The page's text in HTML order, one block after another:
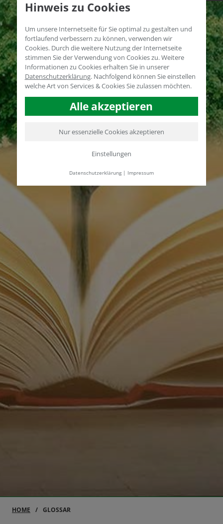
HOME GLOSSAR
Hinweis zu Cookies
Um unsere Internetseite für Sie optimal zu gestalten und
fortlaufend verbessern zu können, verwenden wir
Cookies. Durch die weitere Nutzung der Internetseite
stimmen Sie der Verwendung von Cookies zu. Weitere
Informationen zu Cookies erhalten Sie in unserer
Datenschutzerklärung. Nachfolgend können Sie einstellen
welche Art von Services & Cookies Sie zulassen möchten.
Alle akzeptieren
Nur essenzielle Cookies akzeptieren
Einstellungen
Datenschutzerklärung| Impressum